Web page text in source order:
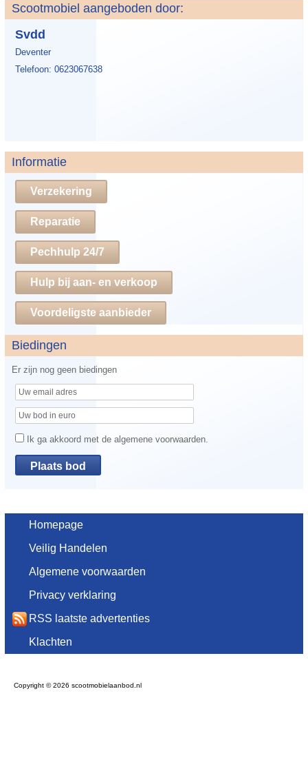
Scootmobiel aangeboden door:
Svdd
Deventer
Telefoon: 0623067638
Informatie
Verzekering
Reparatie
Pechhulp 24/7
Hulp bij aan- en verkoop
Voordeligste aanbieder
Biedingen
Er zijn nog geen biedingen
Ik ga akkoord met de algemene voorwaarden.
Homepage
Veilig Handelen
Algemene voorwaarden
Privacy verklaring
RSS laatste advertenties
Klachten
Copyright © 2026 scootmobielaanbod.nl